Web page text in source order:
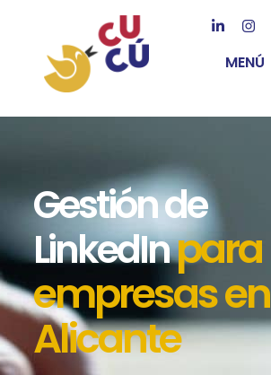
MENÚ
Gestión de
LinkedInpara
empresas en
Alicante